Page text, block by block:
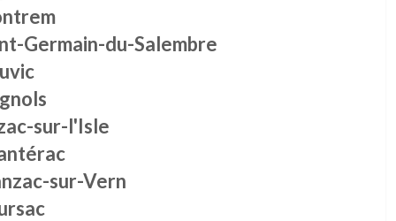
Germain-du-Salembre
sur-l'Isle
sur-Vern